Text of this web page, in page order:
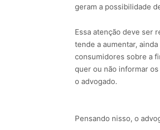
geram a possibilidade
Essa atenção deve ser
tende a aumentar,
consumidores sobre a
quer ou não informar
o advogado.
Pensando nisso, o